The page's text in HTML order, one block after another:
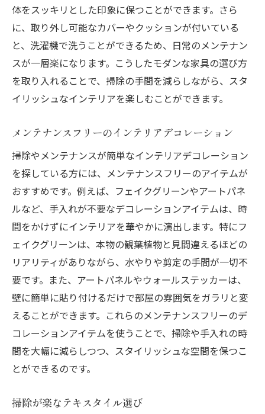
体をスッキリとした印象に保つことができます。さら
に、取り外し可能なカバーやクッションが付いている
と、洗濯機で洗うことができるため、日常のメンテナン
スが一層楽になります。こうしたモダンな家具の選び方
を取り入れることで、掃除の手間を減らしながら、スタ
イリッシュなインテリアを楽しむことができます。
メンテナンスフリーのインテリアデコレーション
掃除やメンテナンスが簡単なインテリアデコレーション
を探している方には、メンテナンスフリーのアイテムが
おすすめです。例えば、フェイクグリーンやアートパネ
ルなど、手入れが不要なデコレーションアイテムは、時
間をかけずにインテリアを華やかに演出します。特にフ
ェイクグリーンは、本物の観葉植物と見間違えるほどの
リアリティがありながら、水やりや剪定の手間が一切不
要です。また、アートパネルやウォールステッカーは、
壁に簡単に貼り付けるだけで部屋の雰囲気をガラリと変
えることができます。これらのメンテナンスフリーのデ
コレーションアイテムを使うことで、掃除や手入れの時
間を大幅に減らしつつ、スタイリッシュな空間を保つこ
とができるのです。
掃除が楽なテキスタイル選び